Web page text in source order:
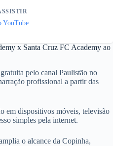
YouTube
x Santa Cruz FC Academy ao
pelo canal Paulistão no
profissional a partir das
em dispositivos móveis, televisão
simples pela internet.
o alcance da Copinha,